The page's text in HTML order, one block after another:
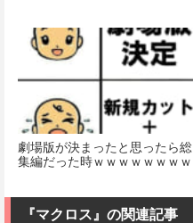
劇場版が決まったと思ったら総
集編だった時ｗｗｗｗｗｗｗｗ
『マクロス』の関連記事